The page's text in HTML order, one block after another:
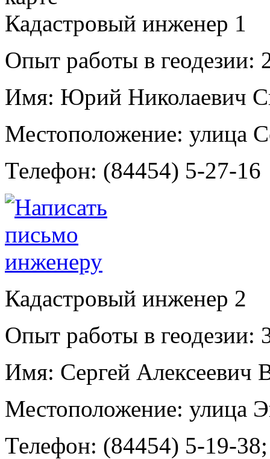
Кадастровый инженер 1
Опыт работы в геодезии:
Имя: Юрий Николаевич
Местоположение: улица
Телефон: (84454) 5-27-16
Кадастровый инженер 2
Опыт работы в геодезии:
Имя: Сергей Алексеевич
Местоположение: улица
Телефон: (84454) 5-19-